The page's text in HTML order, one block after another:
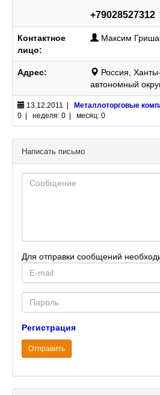
+79028527312
Контактное
лицо:
Максим
Адрес:
Россия,
автономный
13.12.2011 | Металлоторговые
0 | неделя: 0 | месяц: 0
Написать письмо
Для отправки сообщений
mail
Password
Регистрация
Отправить